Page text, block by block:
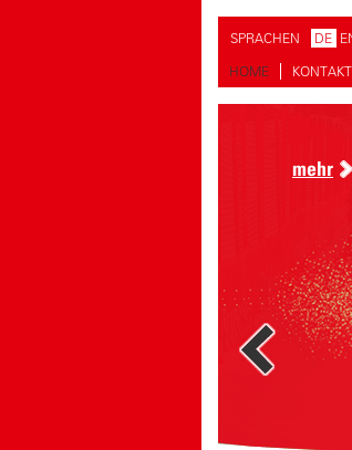
SPRACHEN DE
HOME
KONTAKT
mehr
mehr